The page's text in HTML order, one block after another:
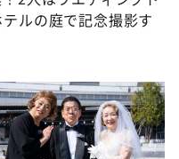
ルの庭で記念撮影す